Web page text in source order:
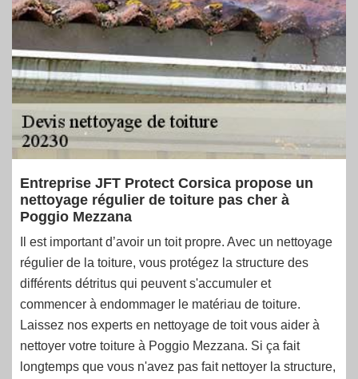
Entreprise JFT Protect Corsica propose un
nettoyage régulier de toiture pas cher à
Poggio Mezzana
Il est important d’avoir un toit propre. Avec un nettoyage
régulier de la toiture, vous protégez la structure des
différents détritus qui peuvent s'accumuler et
commencer à endommager le matériau de toiture.
Laissez nos experts en nettoyage de toit vous aider à
nettoyer votre toiture à Poggio Mezzana. Si ça fait
longtemps que vous n'avez pas fait nettoyer la structure,